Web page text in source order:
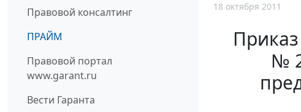
Правовой консалтинг
ПРАЙМ
Правовой портал
www.garant.ru
Вести Гаранта
18 октября 2011
№